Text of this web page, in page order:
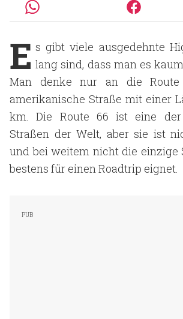
E s gibt viele ausgedehnte
lang sind, dass man es
Man denke nur an die
amerikanische Straße mit einer
km. Die Route 66 ist eine der
Straßen der Welt, aber sie ist
und bei weitem nicht die einzige
bestens für einen Roadtrip eignet.